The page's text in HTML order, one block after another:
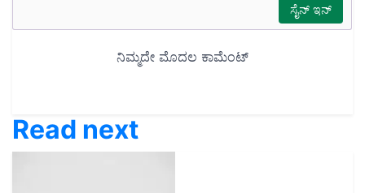
Read next